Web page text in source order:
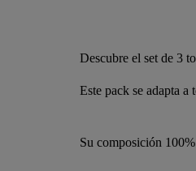
Descubre el set de 3
Este pack se adapta
Su composición